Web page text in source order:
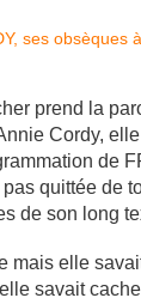
prend la
Cordy,
de
quittée de
de son long
mais elle
savait